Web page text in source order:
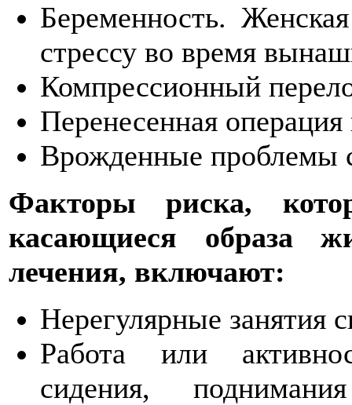
Беременность.
стрессу во время
Компрессионный
Перенесенная
Врожденные проблемы
Факторы риска,
касающиеся образа
лечения, включают:
Нерегулярные занятия
Работа или
сидения,